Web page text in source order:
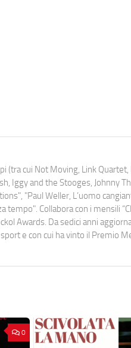
(tra cui Not Moving, Link Quartet,
Iggy and the Stooges, Johnny
"Paul Weller, L’uomo
Collabora con i mensili
Awards. Da sedici anni
e con cui ha vinto il Premio
0